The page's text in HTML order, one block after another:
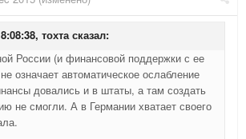
тохтасказал:
России (и финансовой поддержки с ее
означает автоматическое ослабление
довались и в штаты, а там создать
не смогли. А в Германии хватает своего